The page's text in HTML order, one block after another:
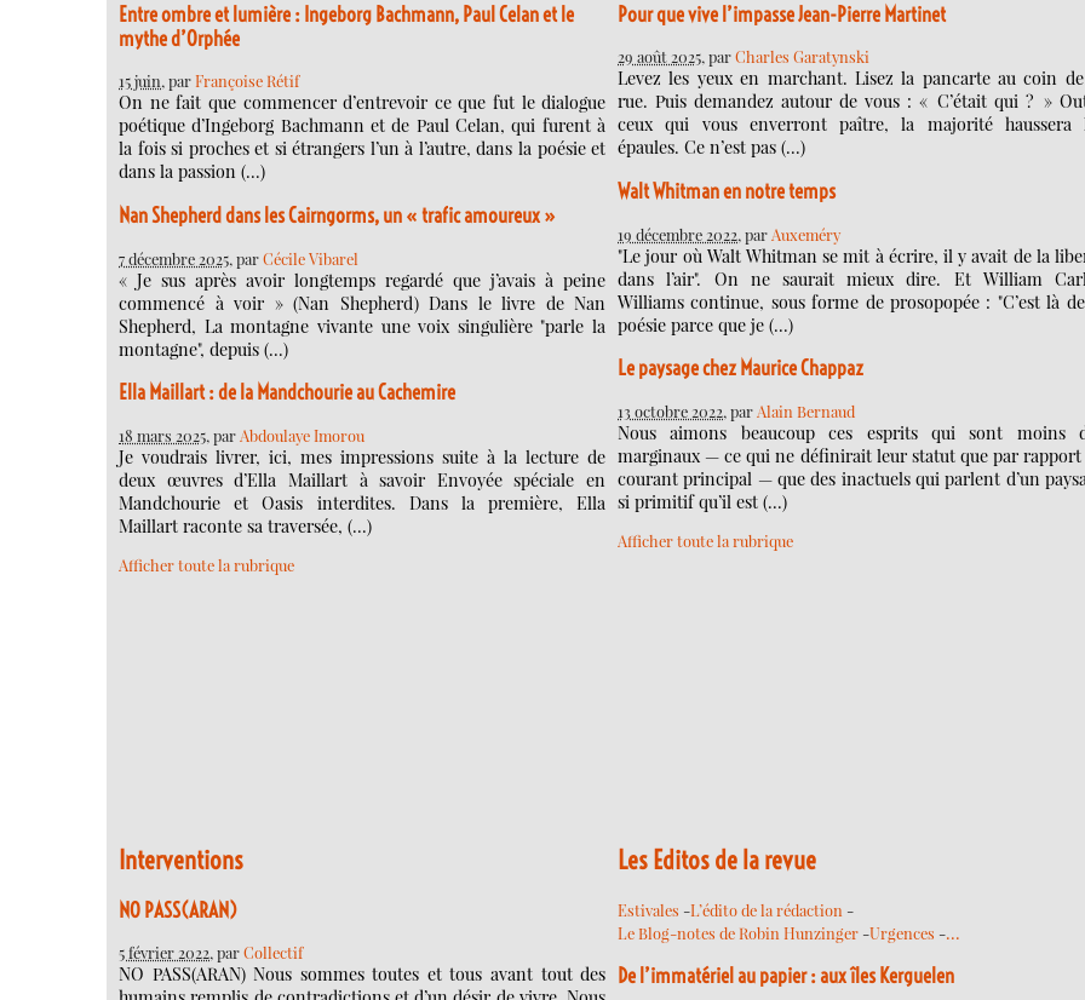
Entre ombre et lumière : Ingeborg Bachmann, Paul Celan et le
mythe d’Orphée
15 juin, parFrançoise Rétif
On ne fait que commencer d’entrevoir ce que fut le dialogue
poétique d’Ingeborg Bachmann et de Paul Celan, qui furent à
la fois si proches et si étrangers l’un à l’autre, dans la poésie et
dans la passion (…)
Nan Shepherd dans les Cairngorms, un « trafic amoureux »
7 décembre 2025, parCécile Vibarel
« Je sus après avoir longtemps regardé que j’avais à peine
commencé à voir » (Nan Shepherd) Dans le livre de Nan
Shepherd, La montagne vivante une voix singulière "parle la
montagne", depuis (…)
Ella Maillart : de la Mandchourie au Cachemire
18 mars 2025, parAbdoulaye Imorou
Je voudrais livrer, ici, mes impressions suite à la lecture de
deux œuvres d’Ella Maillart à savoir Envoyée spéciale en
Mandchourie et Oasis interdites. Dans la première, Ella
Maillart raconte sa traversée, (…)
Afficher toute la rubrique
Pour que vive l’impasse Jean-Pierre Martinet
29 août 2025, parCharles Garatynski
Levez les yeux en marchant. Lisez la pancarte au coin
rue. Puis demandez autour de vous : « C’était qui ? »
ceux qui vous enverront paître, la majorité haussera
épaules. Ce n’est pas (…)
Walt Whitman en notre temps
19 décembre 2022, parAuxeméry
"Le jour où Walt Whitman se mit à écrire, il y avait de la
dans l’air". On ne saurait mieux dire. Et William
Williams continue, sous forme de prosopopée : "C’est là
poésie parce que je (…)
Le paysage chez Maurice Chappaz
13 octobre 2022, parAlain Bernaud
Nous aimons beaucoup ces esprits qui sont moins
marginaux — ce qui ne définirait leur statut que par rapport
courant principal — que des inactuels qui parlent d’un
si primitif qu’il est (…)
Afficher toute la rubrique
Interventions
NO PASS(ARAN)
5 février 2022, parCollectif
NO PASS(ARAN) Nous sommes toutes et tous avant tout des
Les Editos de la revue
Estivales -L’édito de la rédaction -
Le Blog-notes de Robin Hunzinger -Urgences -…
De l’immatériel au papier : aux îles Kerguelen